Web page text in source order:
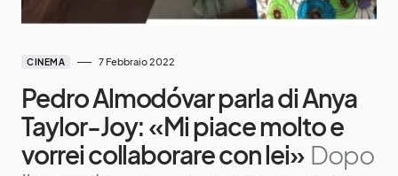
CINEMA 7 Febbraio 2022
Pedro Almodóvar parla di Anya
Taylor-Joy: «Mi piace molto e
vorrei collaborare con lei» Dopo